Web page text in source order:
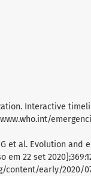
Interactive
et al. Evolution
22 set
content/early/2020/